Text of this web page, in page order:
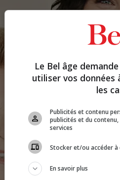
Le Bel âge
utiliser vos données
les
Publicités et contenu
publicités et du
services
Stocker et/ou accéder
En savoir plus